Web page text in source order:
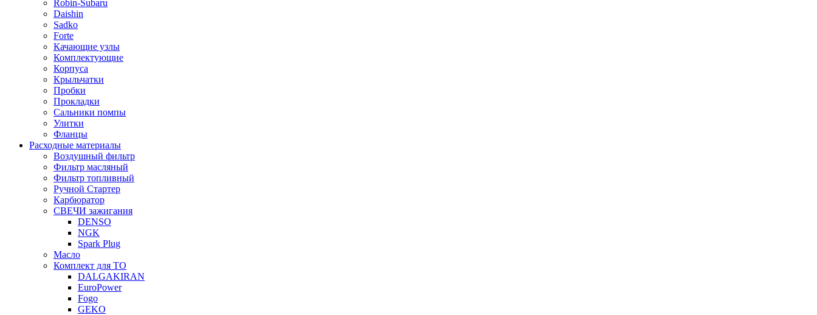
Robin-Subaru
Daishin
Sadko
Forte
Качающие узлы
Комплектующие
Корпуса
Крыльчатки
Пробки
Прокладки
Сальники помпы
Улитки
Фланцы
Расходные материалы
Воздушный фильтр
Фильтр масляный
Фильтр топливный
Ручной Стартер
Карбюратор
СВЕЧИ зажигания
DENSO
NGK
Spark Plug
Масло
Комплект для ТО
DALGAKIRAN
EuroPower
Fogo
GEKO